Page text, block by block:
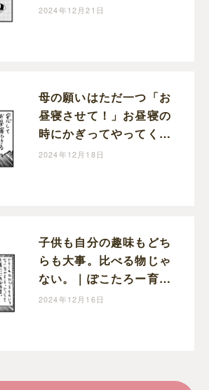
2024年12月21日
母の願いはただ一つ「お
昼寝させて！」お昼寝の
時にかぎってやってくる
宣伝車｜ぽこたろー育児
2024年12月18日
子供も自分の趣味もどち
らも大事。比べる物じゃ
ない。｜ぽこたろー育児
漫画
2024年12月16日